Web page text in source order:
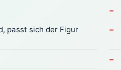
passt sich der Figur